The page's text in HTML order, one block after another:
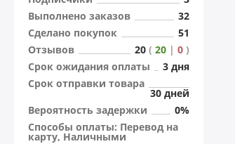
32
Выполнено заказов
51
Сделано покупок
20 ( 20 | 0 )
Отзывов
Cрок ожидания оплаты
3 дня
Cрок отправки товара
30 дней
0%
Вероятность задержки
Способы оплаты: Перевод на
карту, Наличными